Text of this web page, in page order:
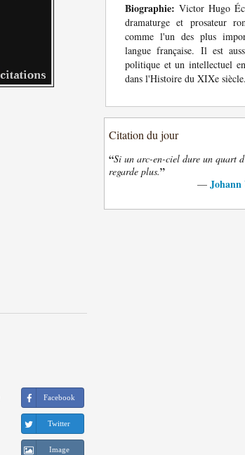
Facebook
Twitter
Image
Biographie: Victor Hugo
dramaturge et prosateur
comme l'un des plus
langue française. Il est
politique et un intellectuel
dans l'Histoire du XIXe siècle.
Citation du jour
“Si un arc-en-ciel dure un quart
regarde plus.”
— Johann